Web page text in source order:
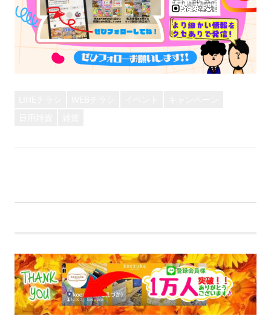
ゲ
ー
シ
事:
記